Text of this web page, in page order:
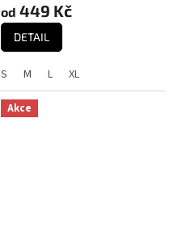
od 449 Kč
DETAIL
S M L XL
Akce